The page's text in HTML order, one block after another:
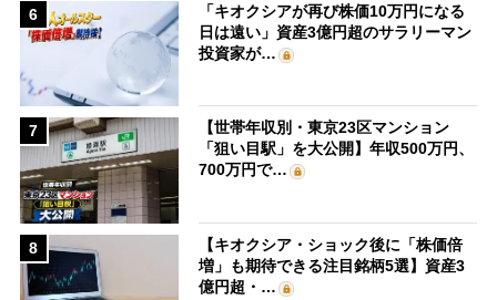
6
「キオクシアが再び株価10万円になる
日は遠い」資産3億円超のサラリーマン
投資家が…
7
【世帯年収別・東京23区マンション
「狙い目駅」を大公開】年収500万円、
700万円で…
8
【キオクシア・ショック後に「株価倍
増」も期待できる注目銘柄5選】資産3
億円超・…